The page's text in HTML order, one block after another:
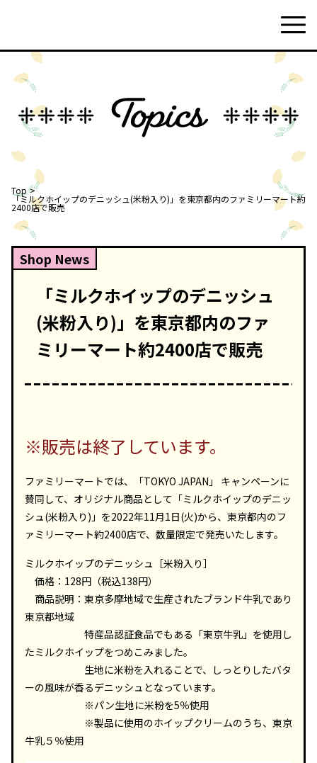
Top
「ミルクホイップのデニッシュ(米粉入り)」を東京都内のファミリーマート約
2400店で販売
Shop News
「ミルクホイップのデニッシュ
(米粉入り)」を東京都内のファ
ミリーマート約2400店で販売
※販売は終了しています。
ファミリーマートでは、「TOKYO JAPAN」 キャンペーンに
賛同して、オリジナル商品として「ミルクホイップのデニッ
シュ(米粉入り)」を2022年11月1日(火)から、東京都内のフ
ァミリーマート約2400店で、数量限定で発売いたします。
ミルクホイップのデニッシュ［米粉入り］
価格：128円（税込138円）
商品説明：東京多摩地域で生産されたブランド牛乳であり
東京都地域
特産品認証食品でもある「東京牛乳」を使用し
たミルクホイップをつめこみました。
生地に米粉を入れることで、しっとりしたバタ
ーの風味が香るデニッシュとなっています。
※パン生地に米粉を5％使用
※製品に使用のホイップクリームのうち、東京
牛乳５％使用